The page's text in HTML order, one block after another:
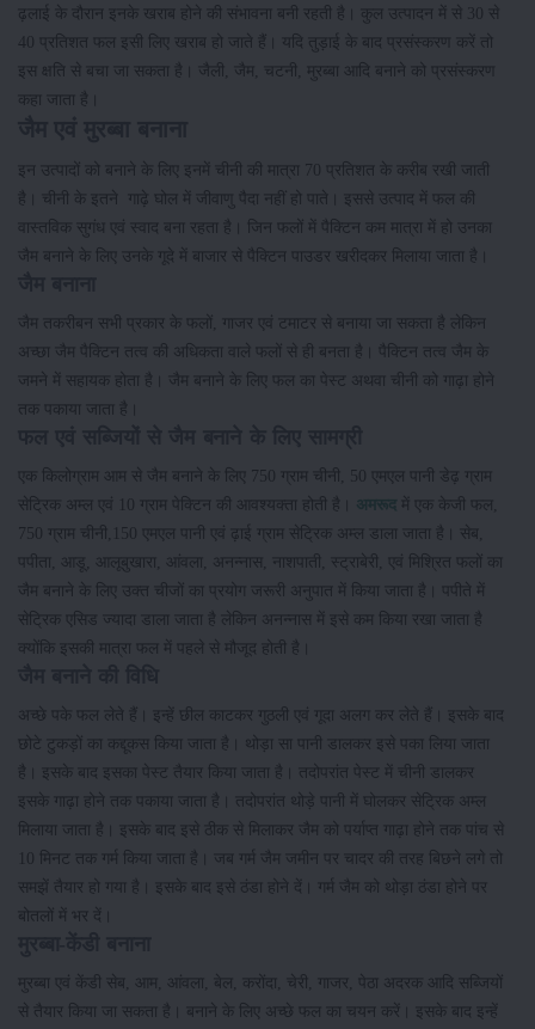
ढ़लाई के दौरान इनके खराब होने की संभावना बनी रहती है। कुल उत्पादन में से 30 से
40 प्रतिशत फल इसी लिए खराब हो जाते हैं। यदि तुड़ाई के बाद प्रसंस्करण करें तो
इस क्षति से बचा जा सकता है। जैली, जैम, चटनी, मुरब्बा आदि बनाने को प्रसंस्करण
कहा जाता है।
इन उत्पादों को बनाने के लिए इनमें चीनी की मात्रा 70 प्रतिशत के करीब रखी जाती
है। चीनी के इतने गाढ़े घोल में जीवाणु पैदा नहीं हो पाते। इससे उत्पाद में फल की
वास्तविक सुगंध एवं स्वाद बना रहता है। जिन फलों में पैक्टिन कम मात्रा में हो उनका
जैम बनाने के लिए उनके गूदे में बाजार से पैक्टिन पाउडर खरीदकर मिलाया जाता है।
जैम तकरीबन सभी प्रकार के फलों, गाजर एवं टमाटर से बनाया जा सकता है लेकिन
अच्छा जैम पैक्टिन तत्व की अधिकता वाले फलों से ही बनता है। पैक्टिन तत्व जैम के
जमने में सहायक होता है। जैम बनाने के लिए फल का पेस्ट अथवा चीनी को गाढ़ा होने
तक पकाया जाता है।
एक किलोग्राम आम से जैम बनाने के लिए 750 ग्राम चीनी, 50 एमएल पानी डेढ़ ग्राम
सेट्रिक अम्ल एवं 10 ग्राम पेक्टिन की आवश्यक्ता होती है। अमरूद में एक केजी फल,
750 ग्राम चीनी,150 एमएल पानी एवं ढ़ाई ग्राम सेट्रिक अम्ल डाला जाता है। सेब,
पपीता, आडू, आलूबुखारा, आंवला, अनन्नास, नाशपाती, स्ट्राबेरी, एवं मिश्रित फलों का
जैम बनाने के लिए उक्त चीजों का प्रयोग जरूरी अनुपात में किया जाता है। पपीते में
सेट्रिक एसिड ज्यादा डाला जाता है लेकिन अनन्नास में इसे कम किया रखा जाता है
क्योंकि इसकी मात्रा फल में पहले से मौजूद होती है।
अच्छे पके फल लेते हैं। इन्हें छील काटकर गुठली एवं गूदा अलग कर लेते हैं। इसके बाद
छोटे टुकड़ों का कद्दूकस किया जाता है। थोड़ा सा पानी डालकर इसे पका लिया जाता
है। इसके बाद इसका पेस्ट तैयार किया जाता है। तदोपरांत पेस्ट में चीनी डालकर
इसके गाढ़ा होने तक पकाया जाता है। तदोपरांत थोड़े पानी में घोलकर सेट्रिक अम्ल
मिलाया जाता है। इसके बाद इसे ठीक से मिलाकर जैम को पर्याप्त गाढ़ा होने तक पांच से
10 मिनट तक गर्म किया जाता है। जब गर्म जैम जमीन पर चादर की तरह बिछने लगे तो
समझें तैयार हो गया है। इसके बाद इसे ठंडा होने दें। गर्म जैम को थोड़ा ठंडा होने पर
बोतलों में भर दें।
मुरब्बा एवं केंडी सेब, आम, आंवला, बेल, करोंदा, चेरी, गाजर, पेठा अदरक आदि सब्जियों
से तैयार किया जा सकता है। बनाने के लिए अच्छे फल का चयन करें। इसके बाद इन्हें